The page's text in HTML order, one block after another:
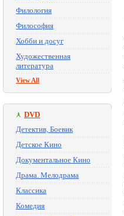
Филология
Философия
Хобби и досуг
Художественная
литература
View All
DVD
Детектив, Боевик
Детское Кино
Документальное Кино
Драма. Мелодрама
Классика
Комедия